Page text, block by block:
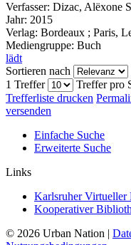
Verfasser: Dizac, Alëxone
Jahr: 2015
Verlag: Bordeaux ; Paris,
Mediengruppe: Buch
lädt
Sortieren nach
1 Treffer
Treffer pro
Trefferliste drucken
versenden
Einfache Suche
Erweiterte Suche
Links
Karlsruher Virtueller
Kooperativer
© 2026 Urban Nation |